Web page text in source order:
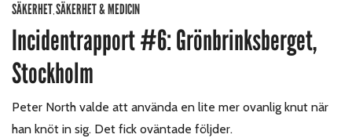
SÄKERHET,SÄKERHET & MEDICIN
Incidentrapport #6: Grönbrinksberget,
Stockholm
Peter North valde att använda en lite mer ovanlig knut när
han knöt in sig. Det fick oväntade följder.